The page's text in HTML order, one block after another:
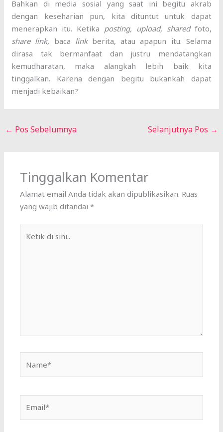
Bahkan di media sosial yang saat ini begitu akrab
dengan keseharian pun, kita dituntut untuk dapat
menerapkan itu. Ketika posting, upload, shared foto,
share link, baca link berita, atau apapun itu. Selama
dirasa tak bermanfaat dan justru mendatangkan
kemudharatan, maka alangkah lebih baik kita
tinggalkan. Karena dengan begitu bukankah dapat
menjadi kebaikan?
← Pos Sebelumnya Selanjutnya Pos →
Tinggalkan Komentar
Alamat email Anda tidak akan dipublikasikan. Ruas
yang wajib ditandai*